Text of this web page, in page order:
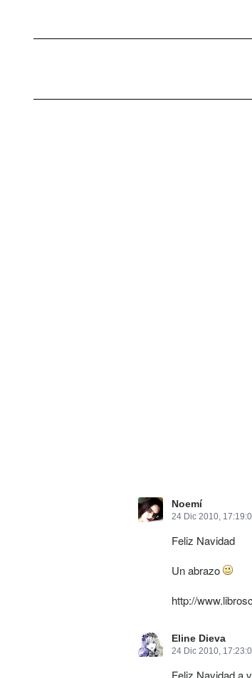
Noemí
24 Dic 2010,
Feliz Navidad
Un abrazo
http://
Eline Dieva
24 Dic 2010,
Feliz Navidad a